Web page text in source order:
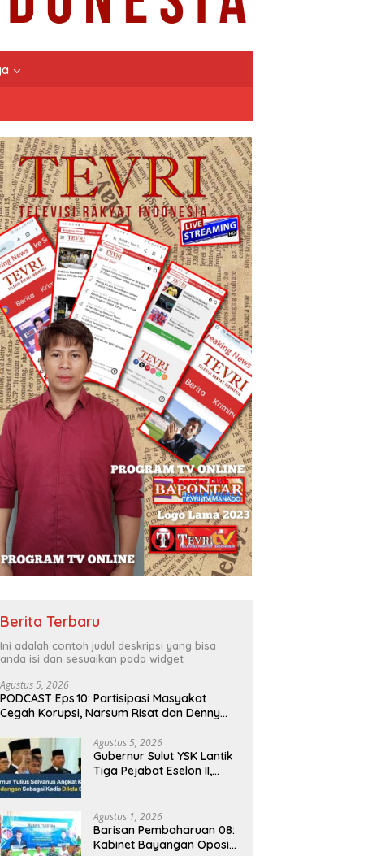
Berita Terbaru
Ini adalah contoh judul deskripsi yang bisa
anda isi dan sesuaikan pada widget
Agustus 5, 2026
PODCAST Eps.10: Partisipasi Masyakat
Cegah Korupsi, Narsum Risat dan Denny
Agustus 5, 2026
Gubernur Sulut YSK Lantik
Tiga Pejabat Eselon II,
Agustus 1, 2026
Barisan Pembaharuan 08:
Kabinet Bayangan Oposisi